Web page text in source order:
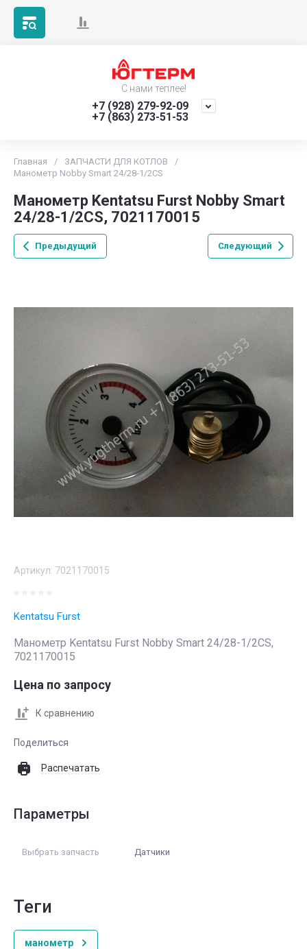
С нами теплее!
+7 (928) 279-92-09
+7 (863) 273-51-53
Главная / ЗАПЧАСТИ ДЛЯ КОТЛОВ
/
Манометр Nobby Smart 24/28-1/2CS
Манометр Kentatsu Furst Nobby Smart
24/28-1/2CS, 7021170015
Предыдущий Следующий
Артикул: 7021170015
Kentatsu Furst
Манометр Kentatsu Furst Nobby Smart 24/28-1/2CS,
7021170015
Цена по запросу
К сравнению
Поделиться
Распечатать
Параметры
Выбрать запчасть Датчики
теги
манометр